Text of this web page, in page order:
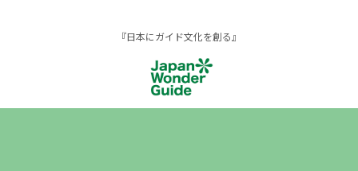
『日本にガイド文化を創る』